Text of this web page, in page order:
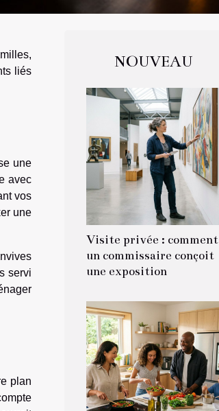
liés
une
avec
vos
une
servi
plan
NOUVEAU
Visite privée : comment
un commissaire conçoit
une exposition